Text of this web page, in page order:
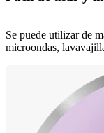
Se puede utilizar de
microondas,